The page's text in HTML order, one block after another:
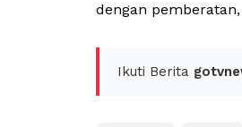
dengan
Ikuti Berita